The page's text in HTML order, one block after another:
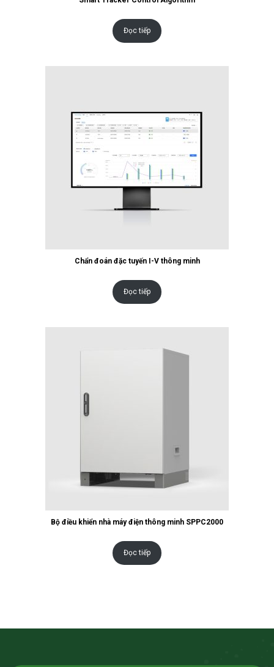
Đọc tiếp
Chẩn đoán đặc tuyến I-V thông minh
Đọc tiếp
Bộ điều khiển nhà máy điện thông minh SPPC2000
Đọc tiếp